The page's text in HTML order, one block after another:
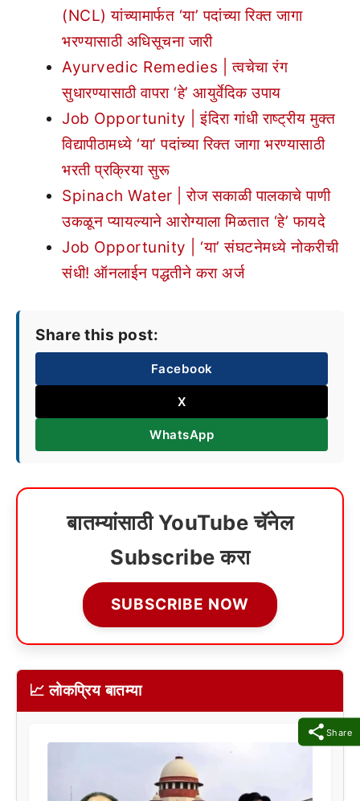
Share
(NCL) यांच्यामार्फत ‘या’ पदांच्या रिक्त जागा
भरण्यासाठी अधिसूचना जारी
Ayurvedic Remedies | त्वचेचा रंग
सुधारण्यासाठी वापरा ‘हे’ आयुर्वेदिक उपाय
Job Opportunity | इंदिरा गांधी राष्ट्रीय मुक्त
विद्यापीठामध्ये ‘या’ पदांच्या रिक्त जागा भरण्यासाठी
भरती प्रक्रिया सुरू
Spinach Water | रोज सकाळी पालकाचे पाणी
उकळून प्यायल्याने आरोग्याला मिळतात ‘हे’ फायदे
Job Opportunity | ‘या’ संघटनेमध्ये नोकरीची
संधी! ऑनलाईन पद्धतीने करा अर्ज
Share this post:
Facebook
X
WhatsApp
बातम्यांसाठी YouTube चॅनेल
Subscribe करा
SUBSCRIBE NOW
📈 लोकप्रिय बातम्या